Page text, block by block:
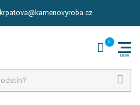
krpatova@kamenovyroba.cz